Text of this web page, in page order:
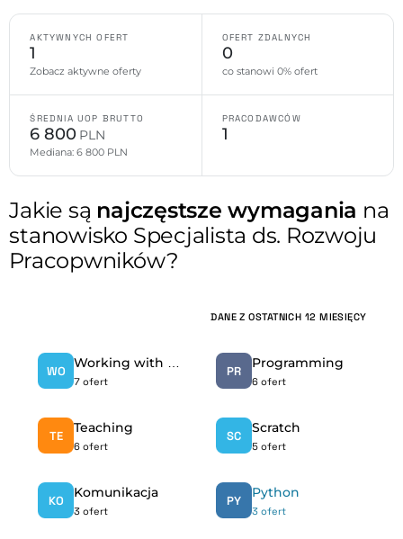
AKTYWNYCH OFERT
1
Zobacz aktywne oferty
OFERT ZDALNYCH
0
co stanowi 0% ofert
ŚREDNIA UOP BRUTTO
6 800 PLN
Mediana: 6 800 PLN
PRACODAWCÓW
1
Jakie są najczęstsze wymagania na
stanowisko Specjalista ds. Rozwoju
Pracopwników?
DANE Z OSTATNICH 12 MIESIĘCY
WO
7 ofert
PR
Programming
6 ofert
TE
Teaching
6 ofert
SC
Scratch
5 ofert
KO
Komunikacja
3 ofert
PY
Python
3 ofert